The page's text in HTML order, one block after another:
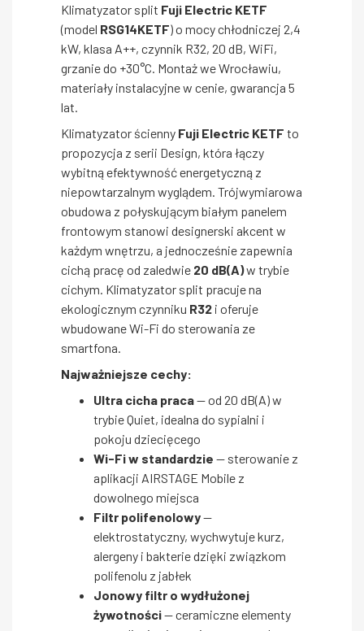
Klimatyzator split Fuji Electric KETF
(model RSG14KETF) o mocy chłodniczej 2,4
kW, klasa A++, czynnik R32, 20 dB, WiFi,
grzanie do +30°C. Montaż we Wrocławiu,
materiały instalacyjne w cenie, gwarancja 5
lat.
Klimatyzator ścienny Fuji Electric KETF to
propozycja z serii Design, która łączy
wybitną efektywność energetyczną z
niepowtarzalnym wyglądem. Trójwymiarowa
obudowa z połyskującym białym panelem
frontowym stanowi designerski akcent w
każdym wnętrzu, a jednocześnie zapewnia
cichą pracę od zaledwie 20 dB(A)w trybie
cichym. Klimatyzator split pracuje na
ekologicznym czynniku R32 i oferuje
wbudowane Wi-Fi do sterowania ze
smartfona.
Najważniejsze cechy:
Ultra cicha praca— od 20 dB(A) w
trybie Quiet, idealna do sypialni i
pokoju dziecięcego
Wi-Fi w standardzie — sterowanie z
aplikacji AIRSTAGE Mobile z
dowolnego miejsca
Filtr polifenolowy—
elektrostatyczny, wychwytuje kurz,
alergeny i bakterie dzięki związkom
polifenolu z jabłek
Jonowy filtr o wydłużonej
żywotności— ceramiczne elementy